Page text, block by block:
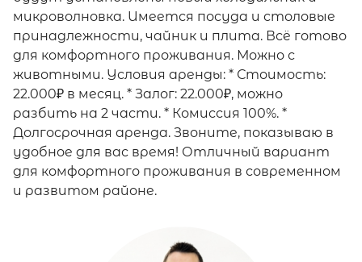
микроволновка. Имеется посуда и столовые
принадлежности, чайник и плита. Всё готово
для комфортного проживания. Можно с
животными. Условия аренды: * Стоимость:
22.000₽ в месяц. * Залог: 22.000₽, можно
разбить на 2 части. * Комиссия 100%. *
Долгосрочная аренда. Звоните, показываю в
удобное для вас время! Отличный вариант
для комфортного проживания в современном
и развитом районе.